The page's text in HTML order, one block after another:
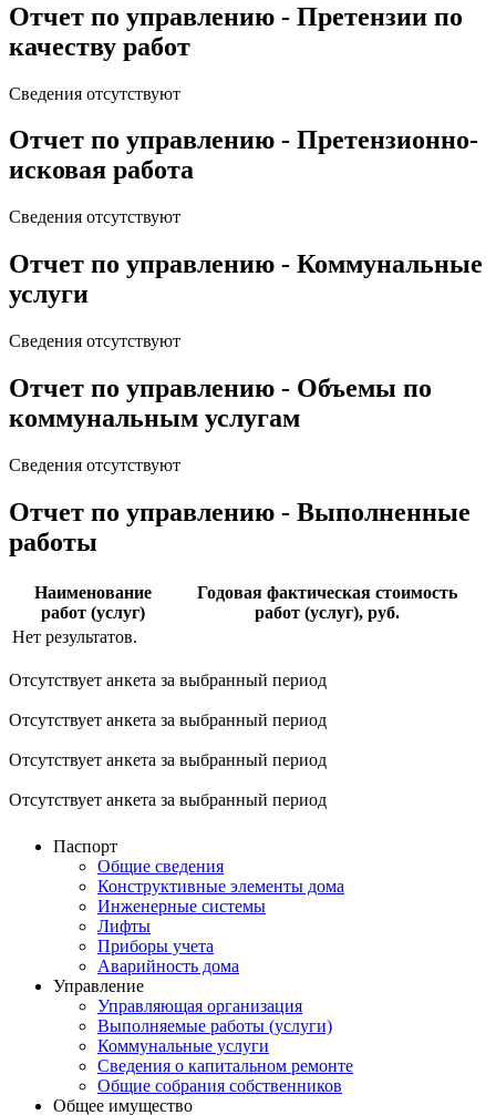
Отчет по управлению - Претензии по
качеству работ
Сведения отсутствуют
Отчет по управлению - Претензионно-
исковая работа
Сведения отсутствуют
Отчет по управлению - Коммунальные
услуги
Сведения отсутствуют
Отчет по управлению - Объемы по
коммунальным услугам
Сведения отсутствуют
Отчет по управлению - Выполненные
работы
Наименование
работ (услуг)
Годовая фактическая стоимость
работ (услуг), руб.
Нет результатов.
Отсутствует анкета за выбранный период
Отсутствует анкета за выбранный период
Отсутствует анкета за выбранный период
Отсутствует анкета за выбранный период
Паспорт
Общие сведения
Конструктивные элементы дома
Инженерные системы
Лифты
Приборы учета
Аварийность дома
Управление
Управляющая организация
Выполняемые работы (услуги)
Коммунальные услуги
Сведения о капитальном ремонте
Общие собрания собственников
Общее имущество